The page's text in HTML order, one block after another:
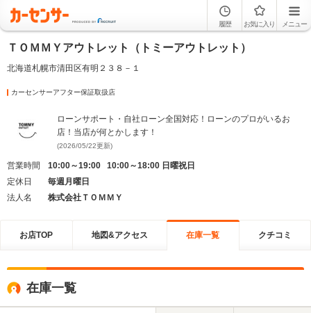
履歴 お気に入り メニュー
ＴＯＭＭＹアウトレット（トミーアウトレット）
北海道札幌市清田区有明２３８－１
カーセンサーアフター保証取扱店
ローンサポート・自社ローン全国対応！ローンのプロがいるお
店！当店が何とかします！
(2026/05/22更新)
営業時間
10:00～19:00 10:00～18:00 日曜祝日
定休日
毎週月曜日
法人名
株式会社ＴＯＭＭＹ
お店TOP 地図&アクセス 在庫一覧 クチコミ
在庫一覧